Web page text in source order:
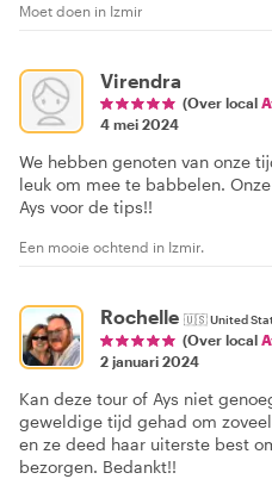
Moet doen in Izmir
Virendra
(Over local
4 mei 2024
We hebben genoten van onze
leuk om mee te babbelen.
Ays voor de tips!!
Een mooie ochtend in Izmir.
Rochelle 🇺🇸United
(Over local
2 januari 2024
Kan deze tour of Ays niet
geweldige tijd gehad om
en ze deed haar uiterste best
bezorgen. Bedankt!!